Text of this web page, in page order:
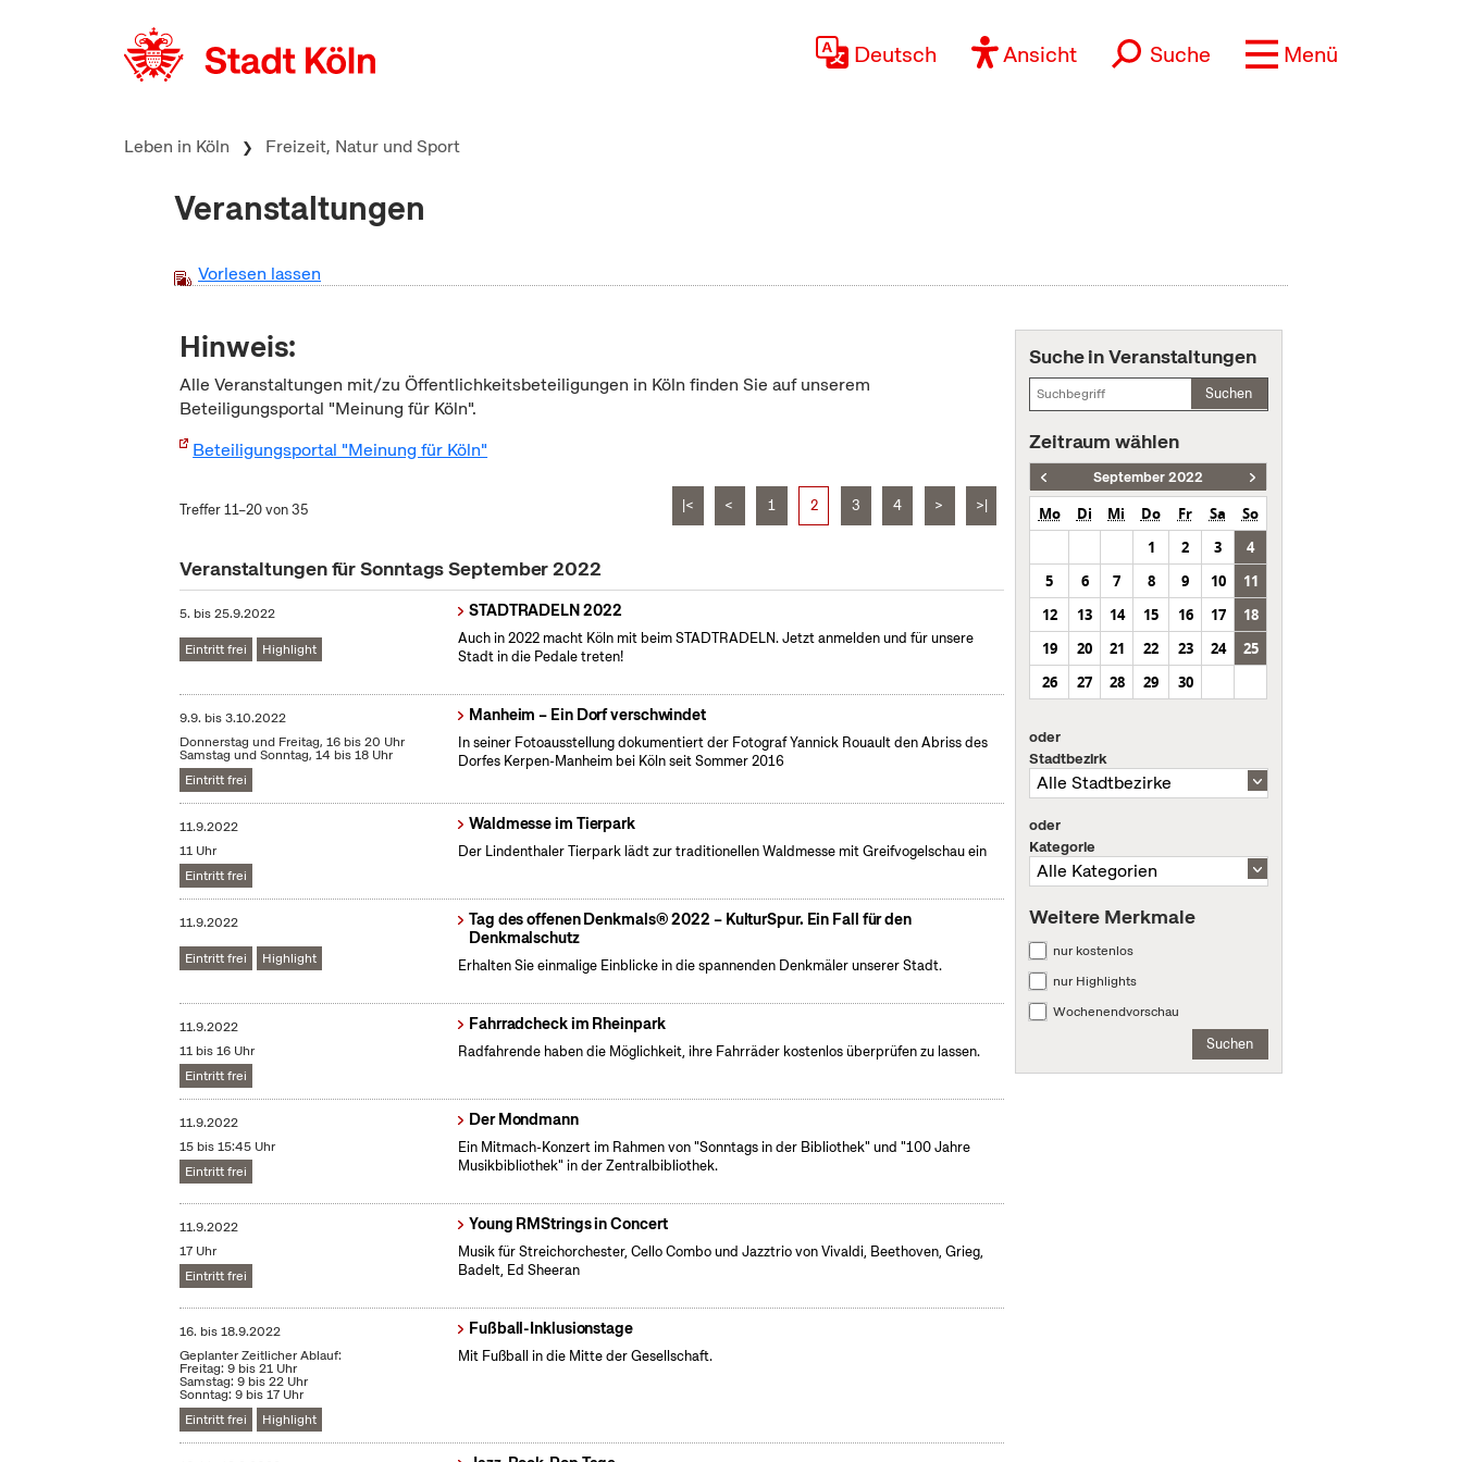
Deutsch Ansicht Suche Menü
Leben in Köln Freizeit, Natur und Sport
Veranstaltungen
Vorlesen lassen
Hinweis:
Alle Veranstaltungen mit/zu Öffentlichkeitsbeteiligungen in Köln finden Sie auf unserem
Beteiligungsportal "Meinung für Köln".
Beteiligungsportal "Meinung für Köln"
Treffer 11–20 von 35 |< < 1 2 3 4 > >|
Veranstaltungen für Sonntags September 2022
5. bis25.9.2022
Eintritt frei Highlight
STADTRADELN 2022
Auch in 2022 macht Köln mit beim STADTRADELN. Jetzt anmelden und für unsere
Stadt in die Pedale treten!
9.9. bis3.10.2022
Donnerstag und Freitag, 16 bis 20 Uhr
Samstag und Sonntag, 14 bis 18 Uhr
Eintritt frei
Manheim – Ein Dorf verschwindet
In seiner Fotoausstellung dokumentiert der Fotograf Yannick Rouault den Abriss des
Dorfes Kerpen-Manheim bei Köln seit Sommer 2016
11.9.2022
11 Uhr
Eintritt frei
Waldmesse im Tierpark
Der Lindenthaler Tierpark lädt zur traditionellen Waldmesse mit Greifvogelschau ein
11.9.2022
Eintritt frei Highlight
Tag des offenen Denkmals® 2022 – KulturSpur. Ein Fall für den
Denkmalschutz
Erhalten Sie einmalige Einblicke in die spannenden Denkmäler unserer Stadt.
11.9.2022
11 bis 16 Uhr
Eintritt frei
Fahrradcheck im Rheinpark
Radfahrende haben die Möglichkeit, ihre Fahrräder kostenlos überprüfen zu lassen.
11.9.2022
15 bis 15:45 Uhr
Eintritt frei
Der Mondmann
Ein Mitmach-Konzert im Rahmen von "Sonntags in der Bibliothek" und "100 Jahre
Musikbibliothek" in der Zentralbibliothek.
11.9.2022
17 Uhr
Eintritt frei
Young RMStrings in Concert
Musik für Streichorchester, Cello Combo und Jazztrio von Vivaldi, Beethoven, Grieg,
Badelt, Ed Sheeran
16. bis18.9.2022
Geplanter Zeitlicher Ablauf:
Freitag: 9 bis 21 Uhr
Samstag: 9 bis 22 Uhr
Sonntag: 9 bis 17 Uhr
Eintritt frei
Highlight
Fußball-Inklusionstage
Mit Fußball in die Mitte der Gesellschaft.
Suche in Veranstaltungen
Suchen
Zeitraum wählen
September 2022
Mo Di Mi Do Fr Sa
So
1
2 3
4
5
6 7 8 9 10
11
12
13 14 15 16 17
18
19
20 21 22 23 24
25
26
27 28 29 30
oder
Stadtbezirk
oder
Kategorie
Weitere Merkmale
nur kostenlos
nur Highlights
Wochenendvorschau
Suchen